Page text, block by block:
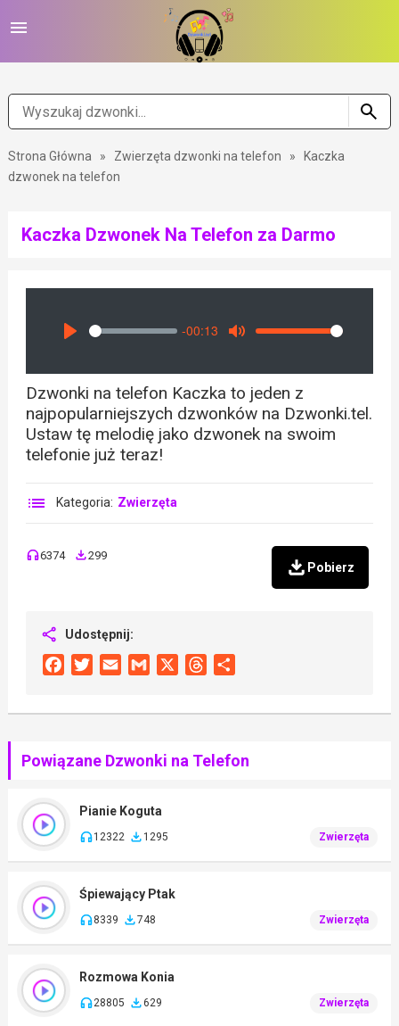
Strona Główna » Zwierzęta dzwonki na telefon »
Kaczka
dzwonek na telefon
Kaczka Dzwonek Na Telefon za Darmo
Seek
-00:13
Volume
Dzwonki na telefon Kaczka to jeden z
najpopularniejszych dzwonków na Dzwonki.tel.
Ustaw tę melodię jako dzwonek na swoim
telefonie już teraz!
Kategoria: Zwierzęta
6374 299
Pobierz
Udostępnij:
FacebookTwitterEmail Gmail Threads
Powiązane Dzwonki na Telefon
Pianie Koguta
12322 1295 Zwierzęta
Śpiewający Ptak
8339 748 Zwierzęta
Rozmowa Konia
28805 629 Zwierzęta